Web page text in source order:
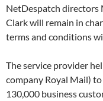
NetDespatch
Clark will remain in
terms and conditions
The service provider
company Royal Mail)
130,000 business